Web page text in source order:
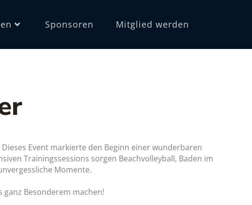
Sponsoren Mitglied werden
Event markierte den Beginn einer wunderbaren
Trainingssessions sorgen Beachvolleyball, Baden im
Momente.
ganz Besonderem machen!